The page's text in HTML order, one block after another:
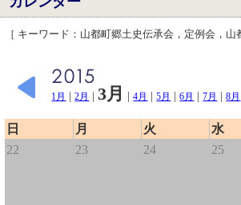
［ キーワード：山都町郷土史伝承会，定例会，
1月 |2月 |3月 |4月 |5月 |6月 |7月 |8月
日 月 火 水
22
23 24 25